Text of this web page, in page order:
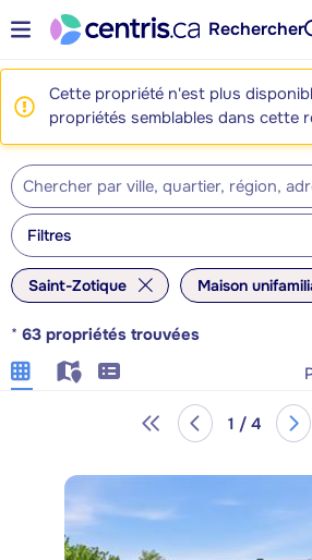
Rechercher
Cette propriété n'est plus
propriétés semblables dans cette
Filtres
Saint-Zotique Maison
* 63 propriétés trouvées
1 / 4